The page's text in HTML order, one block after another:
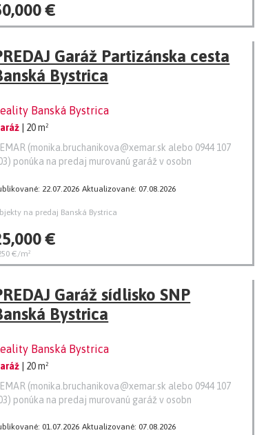
€
Garáž Partizánska cesta
Bystrica
Banská Bystrica
| 20 m²
(monika.bruchanikova@xemar.sk alebo 0944 107
ponúka na predaj murovanú garáž v osobn
22.07.2026 Aktualizované: 07.08.2026
na predaj Banská Bystrica
€
€/m²
Garáž sídlisko SNP
Bystrica
Banská Bystrica
| 20 m²
(monika.bruchanikova@xemar.sk alebo 0944 107
ponúka na predaj murovanú garáž v osobn
01.07.2026 Aktualizované: 07.08.2026